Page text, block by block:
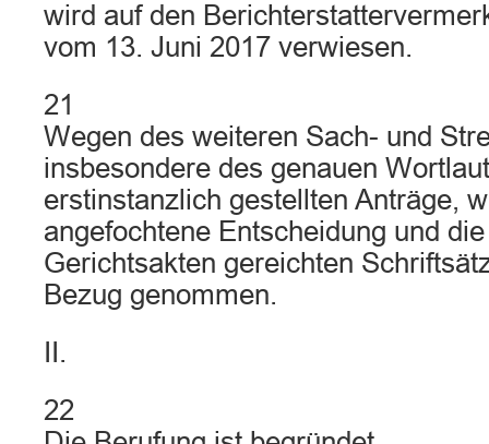
wird auf den
vom 13. Juni 2017 verwiesen.
21
Wegen des weiteren Sach- und
insbesondere des genauen
erstinstanzlich gestellten Anträge,
angefochtene Entscheidung und
Gerichtsakten gereichten
Bezug genommen.
II.
22